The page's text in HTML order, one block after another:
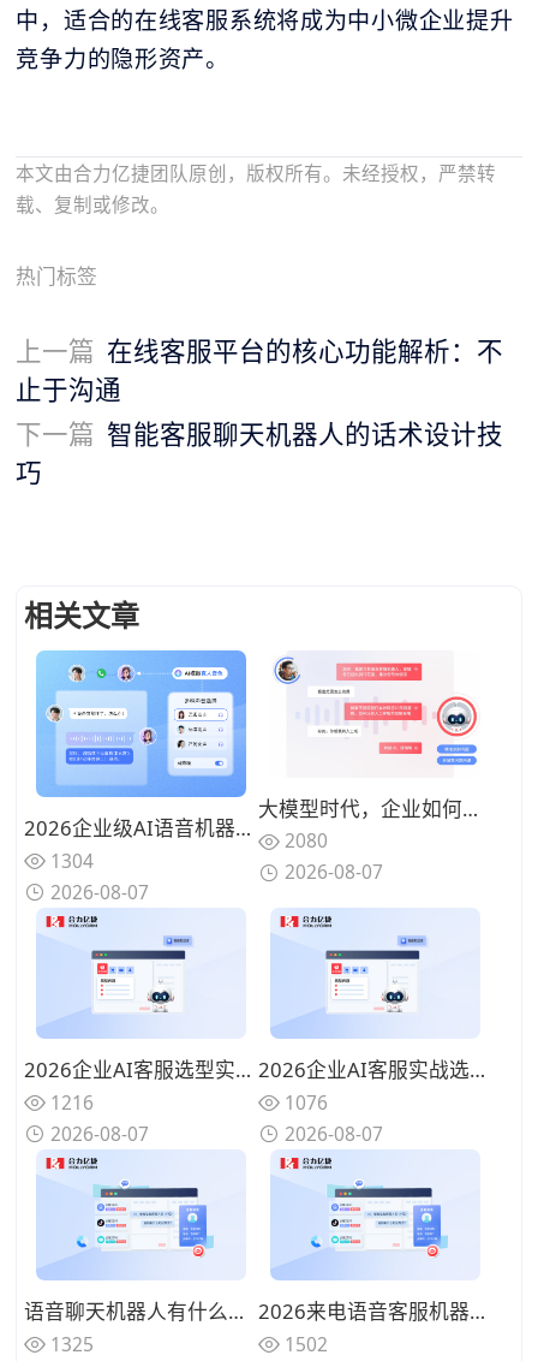
中，适合的在线客服系统将成为中小微企业提升
竞争力的隐形资产。
本文由合力亿捷团队原创，版权所有。未经授权，严禁转
载、复制或修改。
热门标签
上一篇 在线客服平台的核心功能解析：不
止于沟通
下一篇 智能客服聊天机器人的话术设计技
巧
相关文章
2026企业级AI语音机器人深度解析：从来电接待到主动回访，如何打通完整电话服务链
1304
2026-08-07
大模型时代，企业如何打造“懂业务、能闭环”的智能语音客服？
2080
2026-08-07
2026企业AI客服选型实战：四大核心能力派系与产品深度评测
1216
2026-08-07
2026企业AI客服实战选型指南：四款主流产品技术路线与场景适配详解
1076
2026-08-07
语音聊天机器人有什么作用？企业智能交互数字化工具
1325
2026来电语音客服机器人多少钱？不同规模企业配置参考
1502